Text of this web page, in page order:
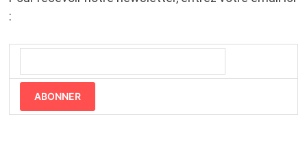
:
ABONNER